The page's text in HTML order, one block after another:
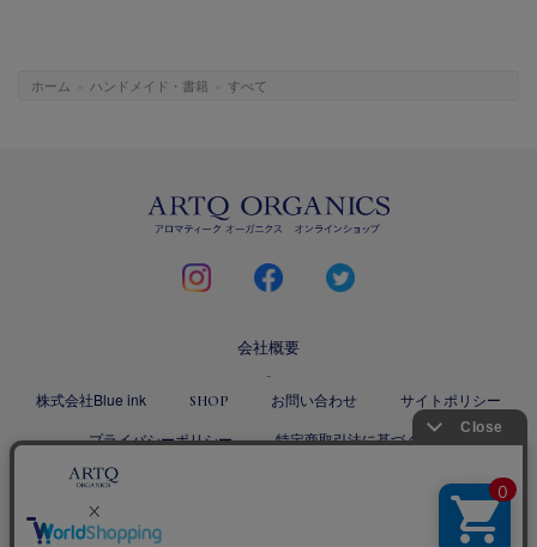
ホーム ハンドメイド・書籍 すべて
ARTQ
ORGANICS
会社概要
株式会社Blue ink SHOP お問い合わせ
サイトポリシー
プライバシーポリシー
特定商取引法に基づく表記
Copyright ©